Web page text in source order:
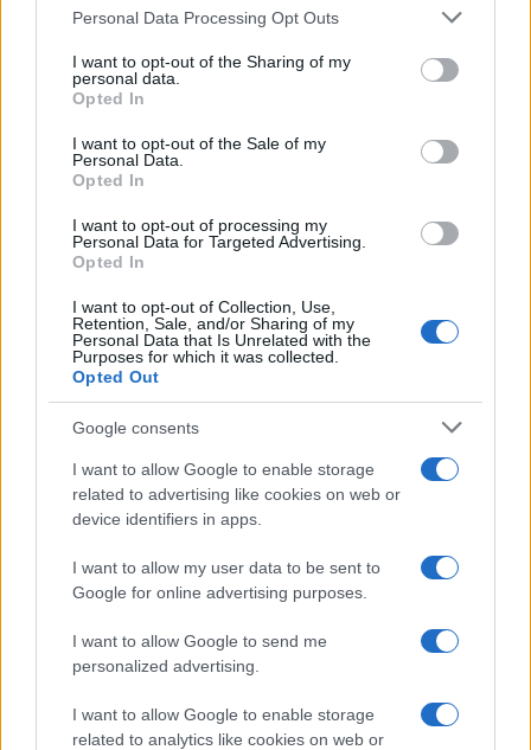
Please note that this website/app uses one or more Google
not limited to your visit or usage behaviour. You may click to
grant or deny consent to Google and its third-party tags to
use your data for below specified purposes in below Google
consent section.
Personal Data Processing Opt Outs
I want to opt-out of the Sharing of my
personal data.
Opted In
I want to opt-out of the Sale of my
Personal Data.
Opted In
I want to opt-out of processing my
Personal Data for Targeted Advertising.
Opted In
I want to opt-out of Collection, Use,
Retention, Sale, and/or Sharing of my
Personal Data that Is Unrelated with the
Purposes for which it was collected.
Opted Out
Google consents
I want to allow Google to enable storage
related to advertising like cookies on web or
device identifiers in apps.
I want to allow my user data to be sent to
Google for online advertising purposes.
I want to allow Google to send me
personalized advertising.
I want to allow Google to enable storage
related to analytics like cookies on web or
Guía para comparar créditos: TIN, TAE y comisiones
explicadas
Marta Ruiz · 8 Ago 2026
FINANCIACIÓN
el País Vasco
Marta Ruiz · 3 Ago 2026